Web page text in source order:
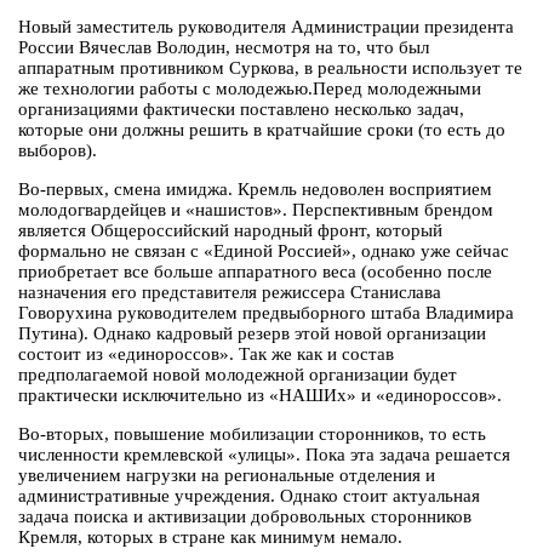
Новый заместитель руководителя Администрации президента
России Вячеслав Володин, несмотря на то, что был
аппаратным противником Суркова, в реальности использует те
же технологии работы с молодежью.Перед молодежными
организациями фактически поставлено несколько задач,
которые они должны решить в кратчайшие сроки (то есть до
выборов).
Во-первых, смена имиджа. Кремль недоволен восприятием
молодогвардейцев и «нашистов». Перспективным брендом
является Общероссийский народный фронт, который
формально не связан с «Единой Россией», однако уже сейчас
приобретает все больше аппаратного веса (особенно после
назначения его представителя режиссера Станислава
Говорухина руководителем предвыборного штаба Владимира
Путина). Однако кадровый резерв этой новой организации
состоит из «единороссов». Так же как и состав
предполагаемой новой молодежной организации будет
практически исключительно из «НАШИх» и «единороссов».
Во-вторых, повышение мобилизации сторонников, то есть
численности кремлевской «улицы». Пока эта задача решается
увеличением нагрузки на региональные отделения и
административные учреждения. Однако стоит актуальная
задача поиска и активизации добровольных сторонников
Кремля, которых в стране как минимум немало.